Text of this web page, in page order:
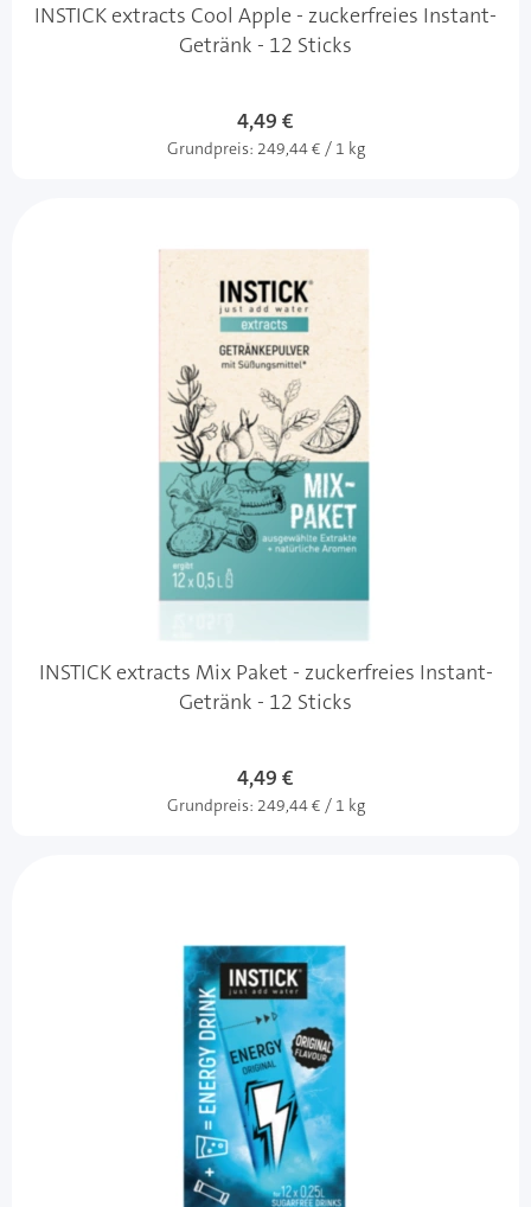
INSTICK extracts Cool Apple - zuckerfreies Instant-
Getränk - 12 Sticks
4,49 €
Grundpreis: 249,44 € / 1 kg
INSTICK extracts Mix Paket - zuckerfreies Instant-
Getränk - 12 Sticks
4,49 €
Grundpreis: 249,44 € / 1 kg